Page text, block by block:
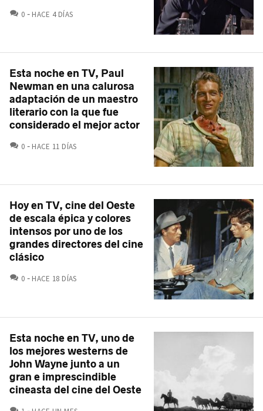
0 COMENTARIOS
HACE 4 DÍAS
Esta noche en TV, Paul
Newman en una calurosa
adaptación de un maestro
literario con la que fue
considerado el mejor actor
0 COMENTARIOS
HACE 11 DÍAS
Hoy en TV, cine del Oeste
de escala épica y colores
intensos por uno de los
grandes directores del cine
clásico
0 COMENTARIOS
HACE 18 DÍAS
Esta noche en TV, uno de
los mejores westerns de
John Wayne junto a un
gran e imprescindible
cineasta del cine del Oeste
COMENTARIOS